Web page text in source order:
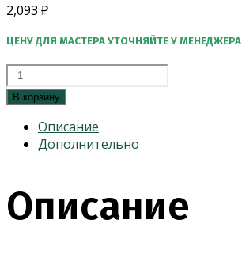
2,093 ₽
ЦЕНУ ДЛЯ МАСТЕРА УТОЧНЯЙТЕ У МЕНЕДЖЕРА
Количество
товара
Лосьон
восстанавливающий
мгновенного
поврежденных
волос
В корзину
Описание
Дополнительно
Описание